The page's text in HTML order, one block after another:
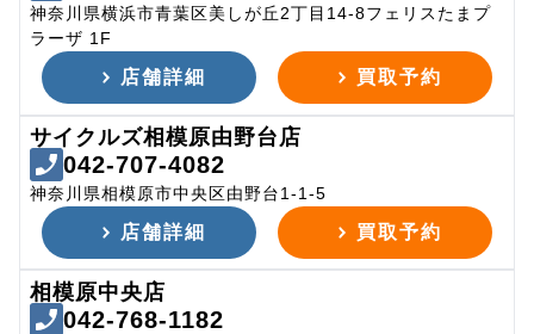
神奈川県横浜市青葉区美しが丘2丁目14-8フェリスたまプ
ラーザ 1F
店舗詳細 買取予約
サイクルズ相模原由野台店
042-707-4082
神奈川県相模原市中央区由野台1-1-5
店舗詳細 買取予約
相模原中央店
042-768-1182